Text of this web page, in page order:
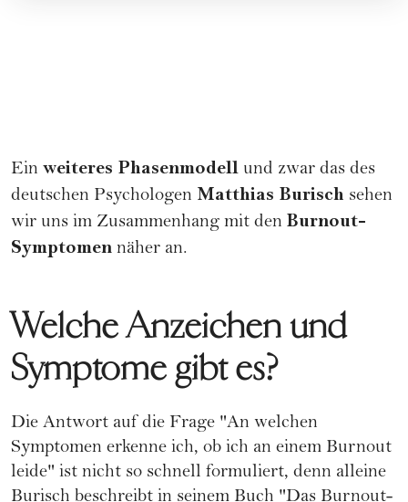
Ein weiteres Phasenmodell und zwar das des
deutschen Psychologen Matthias Burisch sehen
wir uns im Zusammenhang mit den Burnout-
Symptomen näher an.
Welche Anzeichen und
Symptome gibt es?
Die Antwort auf die Frage "An welchen
Symptomen erkenne ich, ob ich an einem Burnout
leide" ist nicht so schnell formuliert, denn alleine
Burisch beschreibt in seinem Buch "Das Burnout-